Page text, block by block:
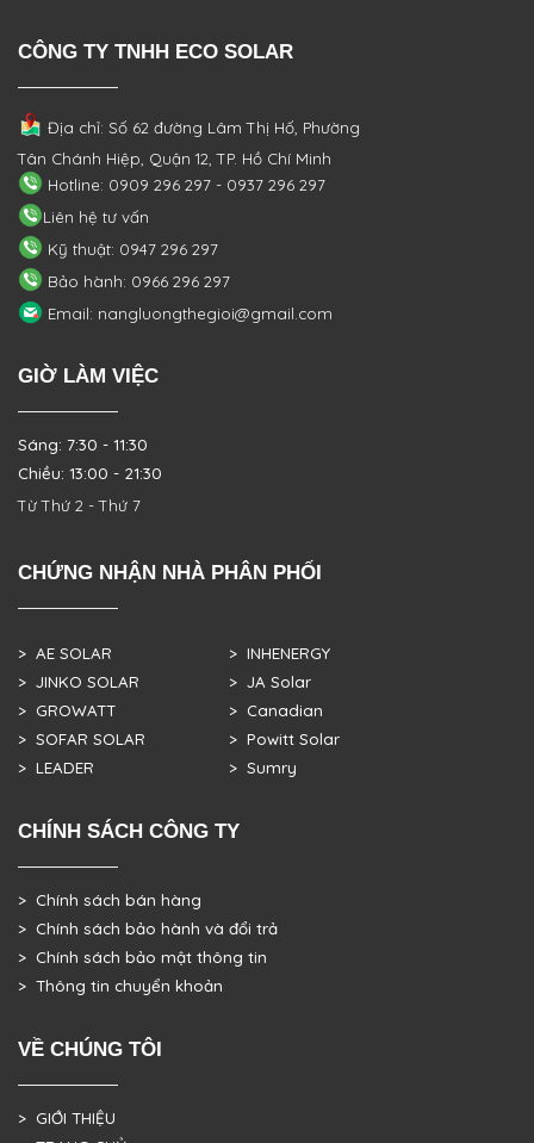
CÔNG TY TNHH ECO SOLAR
Địa chỉ: Số 62 đường Lâm Thị Hố, Phường
Tân Chánh Hiệp, Quận 12, TP. Hồ Chí Minh
Hotline: 0909 296 297 - 0937 296 297
Liên hệ tư vấn
Kỹ thuật: 0947 296 297
Bảo hành: 0966 296 297
Email: nangluongthegioi@gmail.com
GIỜ LÀM VIỆC
Sáng: 7:30 - 11:30
Chiều: 13:00 - 21:30
Từ Thứ 2 - Thứ 7
CHỨNG NHẬN NHÀ PHÂN PHỐI
> AE SOLAR
> JINKO SOLAR
> GROWATT
> SOFAR SOLAR
> LEADER
> INHENERGY
> JA Solar
> Canadian
> Powitt Solar
> Sumry
CHÍNH SÁCH CÔNG TY
> Chính sách bán hàng
> Chính sách bảo hành và đổi trả
> Chính sách bảo mật thông tin
> Thông tin chuyển khoản
VỀ CHÚNG TÔI
> GIỚI THIỆU